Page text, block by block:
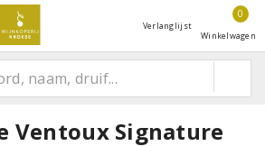
Verlanglijst
0
Winkelwagen
Ventoux Signature